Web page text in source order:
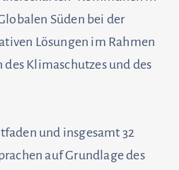
Süden bei der
Lösungen im Rahmen
Klimaschutzes und des
und insgesamt 32
auf Grundlage des